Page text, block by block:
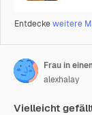
Entdeckeweitere
Frau in
alexhalay
Vielleicht